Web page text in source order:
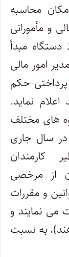
امکان محاسبه
و مأمورانی
دستگاه مبدأ
امور مالی
حکم
نماید.
های مختلف
سال جاری
از مرخصی
و مقررات
نمایند و
به نسبت